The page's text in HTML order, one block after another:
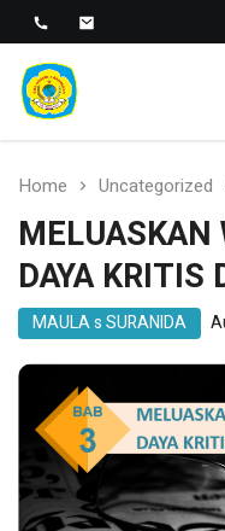
SMAN 1
SMAN 1 BANTARAN
Home Uncategorized
MELUASKAN
DAYA KRITIS
MAULA s SURANIDA